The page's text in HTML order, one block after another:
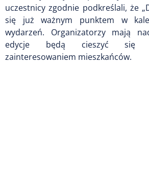
uczestnicy zgodnie podkreślali, że
się już ważnym punktem w
wydarzeń. Organizatorzy mają
edycje będą cieszyć się
zainteresowaniem mieszkańców.